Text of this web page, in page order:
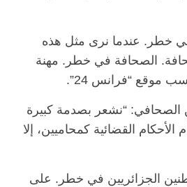
في خطر. عندما نرى مثل هذه
الصحافة في خطر. مهنة
موقع “فرانس 24”.
“نشعر بصدمة كبيرة
القضائية كمحاميين، إلا
الجزائريين في خطر. على